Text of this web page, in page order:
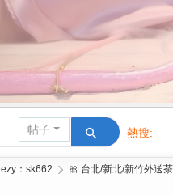
帖子 熱搜:
活動/交
：sk662 › 🎀 台北/新北/新竹外送茶